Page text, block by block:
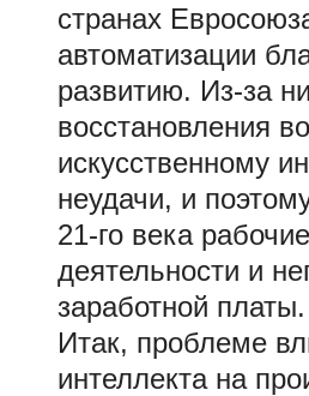
странах
автоматизации
развитию. Из-за
восстановления
искусственному
неудачи, и
21-го века
деятельности и
заработной платы.
Итак, проблеме
интеллекта на